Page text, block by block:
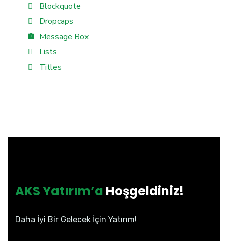
Blockquote
Dropcaps
Message Box
Lists
Titles
AKS Yatırım’a Hoşgeldiniz!
Daha İyi Bir Gelecek İçin Yatırım!